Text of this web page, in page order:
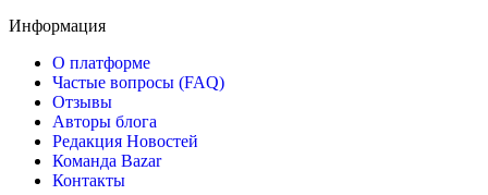
Информация
О платформе
Частые вопросы (FAQ)
Отзывы
Авторы блога
Редакция Новостей
Команда Bazar
Контакты